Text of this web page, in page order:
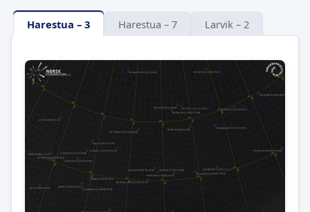
Harestua – 3 Harestua – 7 Larvik – 2